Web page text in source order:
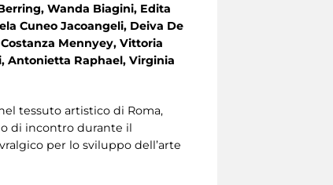
Wanda Biagini, Edita
Cuneo Jacoangeli, Deiva De
Mennyey, Vittoria
Antonietta Raphael, Virginia
tessuto artistico di Roma,
di incontro durante il
per lo sviluppo dell’arte